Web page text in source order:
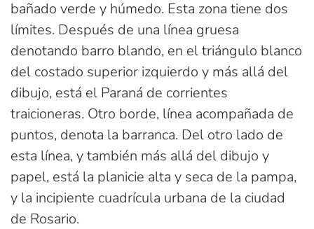
bañado verde y húmedo. Esta zona tiene dos
límites. Después de una línea gruesa
denotando barro blando, en el triángulo blanco
del costado superior izquierdo y más allá del
dibujo, está el Paraná de corrientes
traicioneras. Otro borde, línea acompañada de
puntos, denota la barranca. Del otro lado de
esta línea, y también más allá del dibujo y
papel, está la planicie alta y seca de la pampa,
y la incipiente cuadrícula urbana de la ciudad
de Rosario.